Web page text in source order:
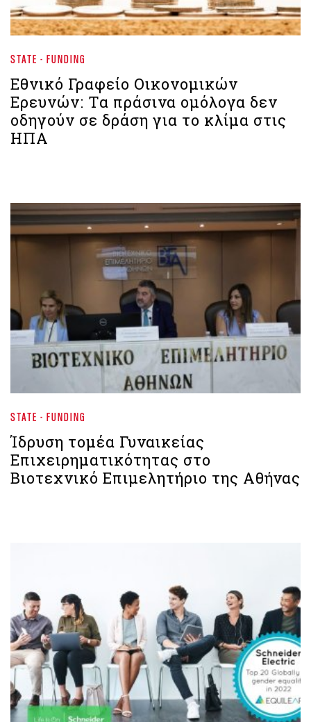
STATE - FUNDING
Εθνικό Γραφείο Οικονομικών
Ερευνών: Τα πράσινα ομόλογα δεν
οδηγούν σε δράση για το κλίμα στις
ΗΠΑ
STATE - FUNDING
Ίδρυση τομέα Γυναικείας
Επιχειρηματικότητας στο
Βιοτεχνικό Επιμελητήριο της Αθήνας